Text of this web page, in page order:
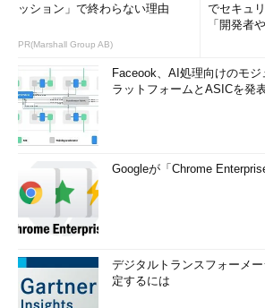
ッション」で終わらない理由
PR(Marshall Group AB)
でセキュ
「開発者
Faceook、AI処理向けのモ
ラットフォームとASICを発
Googleが「Chrome
デジタルトランスフォーメ
定するには